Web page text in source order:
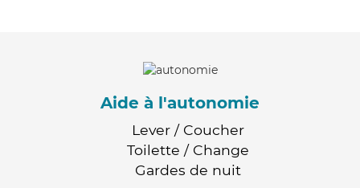
Aide à l'autonomie
Lever / Coucher
Toilette / Change
Gardes de nuit